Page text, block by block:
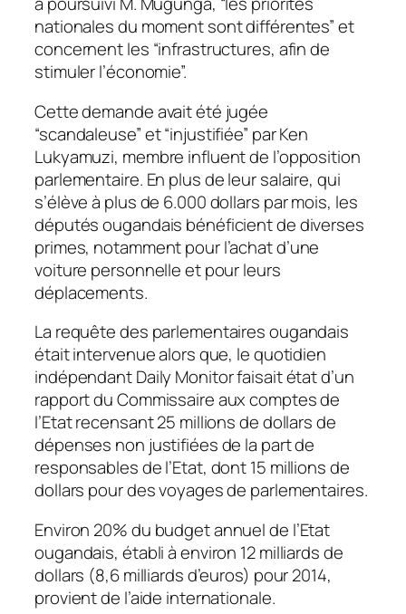
nationales du moment sont différentes” et
concernent les “infrastructures, afin de
stimuler l’économie”.
Cette demande avait été jugée
“scandaleuse” et “injustifiée” par Ken
Lukyamuzi, membre influent de l’opposition
parlementaire. En plus de leur salaire, qui
s’élève à plus de 6.000 dollars par mois, les
députés ougandais bénéficient de diverses
primes, notamment pour l’achat d’une
voiture personnelle et pour leurs
déplacements.
La requête des parlementaires ougandais
était intervenue alors que, le quotidien
indépendant Daily Monitor faisait état d’un
rapport du Commissaire aux comptes de
l’Etat recensant 25 millions de dollars de
dépenses non justifiées de la part de
responsables de l’Etat, dont 15 millions de
dollars pour des voyages de parlementaires.
Environ 20% du budget annuel de l’Etat
ougandais, établi à environ 12 milliards de
dollars (8,6 milliards d’euros) pour 2014,
provient de l’aide internationale.